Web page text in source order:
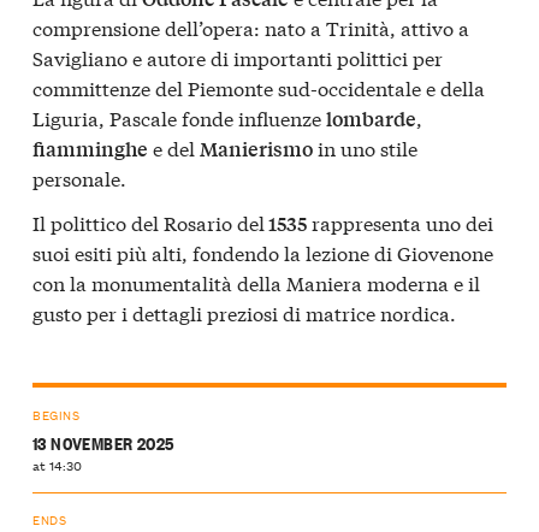
comprensione dell’opera: nato a Trinità, attivo a
Savigliano e autore di importanti polittici per
committenze del Piemonte sud-occidentale e della
Liguria, Pascale fonde influenzelombarde,
fiamminghe e del Manierismoin uno stile
personale.
Il polittico del Rosario del1535rappresenta uno dei
suoi esiti più alti, fondendo la lezione di Giovenone
con la monumentalità della Maniera moderna e il
gusto per i dettagli preziosi di matrice nordica.
BEGINS
13 NOVEMBER 2025
at 14:30
ENDS